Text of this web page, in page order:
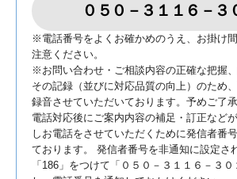
０５０－３１１６－３
※電話番号をよくお確かめのうえ、お掛け
注意ください。
※お問い合わせ・ご相談内容の正確な把握
その記録（並びに対応品質の向上）のため
録音させていただいております。予めご了
電話対応後にご案内内容の補足・訂正など
しお電話をさせていただくために発信者番
ております。 発信者番号を非通知に設定さ
「186」をつけて「０５０－３１１６－３